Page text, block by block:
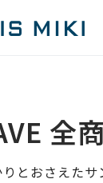
全
とおさえたサ